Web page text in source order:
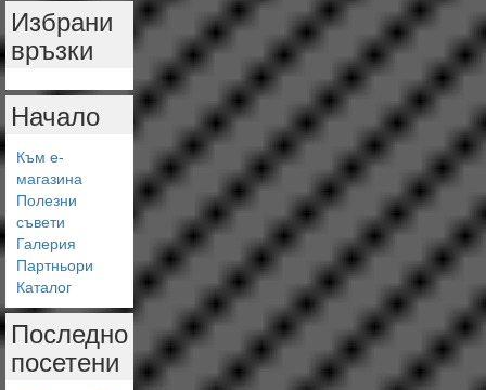
Избрани
връзки
Начало
Към е-
магазина
Полезни
съвети
Галерия
Партньори
Каталог
Последно
посетени